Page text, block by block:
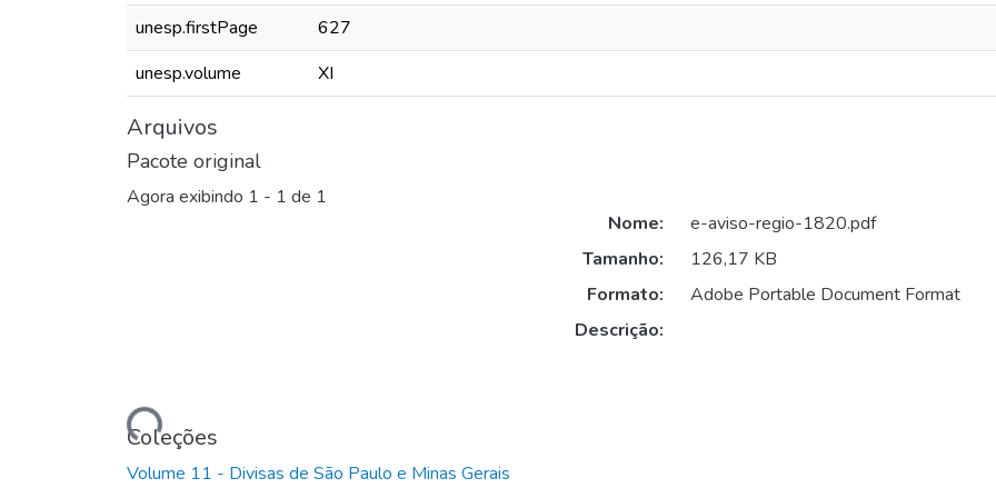
unesp.firstPage
627
unesp.volume
XI
Arquivos
Pacote original
Agora exibindo 1 - 1 de 1
Carregando...
Nome:
e-aviso-regio-1820.pdf
Tamanho:
126,17 KB
Formato:
Adobe Portable Document Format
Descrição:
Coleções
Volume 11 - Divisas de São Paulo e Minas Gerais